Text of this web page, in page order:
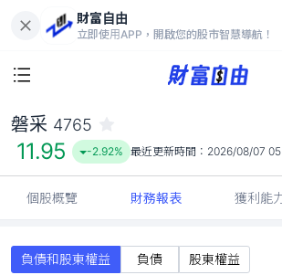
財富自由
立即使用APP，開啟您的股市智慧導航！
11.95
-2.92%
磐采 4765
11.95 -2.92% 最近更新時間： 2026/08/07
個股概覽 財務報表 獲利能
負債和股東權益 負債 股東權益